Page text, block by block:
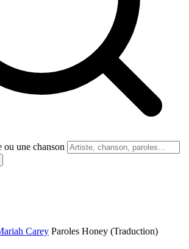
ou une chanson
Carey Paroles Honey (Traduction)